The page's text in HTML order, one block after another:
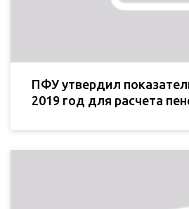
ПФУ утвердил
2019 год для расчета